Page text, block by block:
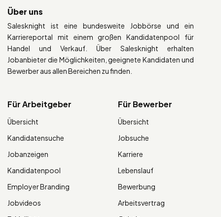
Über uns
Salesknight ist eine bundesweite Jobbörse und ein
Karriereportal mit einem großen Kandidatenpool für
Handel und Verkauf. Über Salesknight erhalten
Jobanbieter die Möglichkeiten, geeignete Kandidaten und
Bewerber aus allen Bereichen zu finden.
Für Arbeitgeber
Übersicht
Kandidatensuche
Jobanzeigen
Kandidatenpool
Employer Branding
Jobvideos
Für Bewerber
Übersicht
Jobsuche
Karriere
Lebenslauf
Bewerbung
Arbeitsvertrag